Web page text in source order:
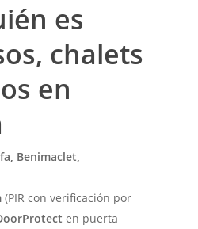
es
chalets
en
Benimaclet,
(PIR con verificación por
en puerta